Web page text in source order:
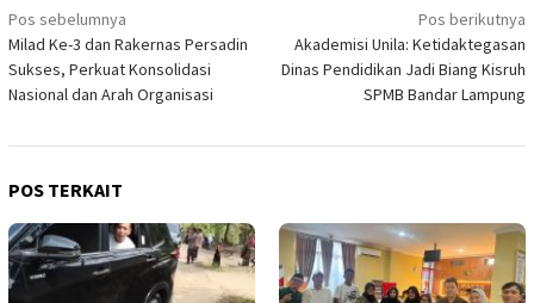
Navigasi
pos
Pos sebelumnya
Milad Ke-3 dan Rakernas Persadin
Sukses, Perkuat Konsolidasi
Nasional dan Arah Organisasi
Pos berikutnya
Akademisi Unila: Ketidaktegasan
Dinas Pendidikan Jadi Biang Kisruh
SPMB Bandar Lampung
POS TERKAIT